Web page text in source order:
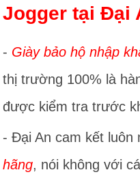
Jogger tại Đại
- Giày bảo hộ nhập
thị trường 100% là
được kiểm tra trước
- Đại An cam kết luôn
hãng, nói không với